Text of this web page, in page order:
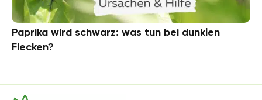
Paprika wird schwarz: was tun bei dunklen
Flecken?